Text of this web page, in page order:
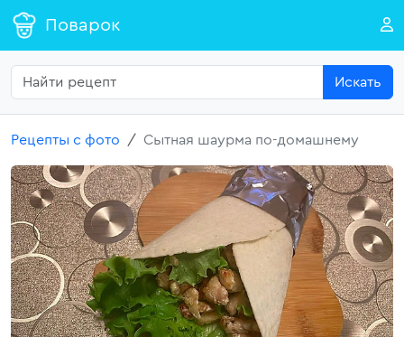
Поварок
Искать
Рецепты с фото Сытная шаурма по-домашнему